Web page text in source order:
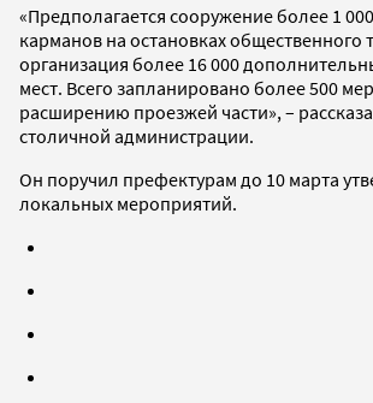
«Предполагается сооружение более 1
карманов на остановках общественного
организация более 16 000
мест. Всего запланировано более 500
расширению проезжей части», –
столичной администрации.
Он поручил префектурам до 10 марта
локальных мероприятий.